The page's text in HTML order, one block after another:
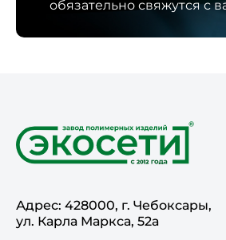
обязательно свяжутся с
Адрес: 428000, г. Чебоксары,
ул. Карла Маркса, 52а